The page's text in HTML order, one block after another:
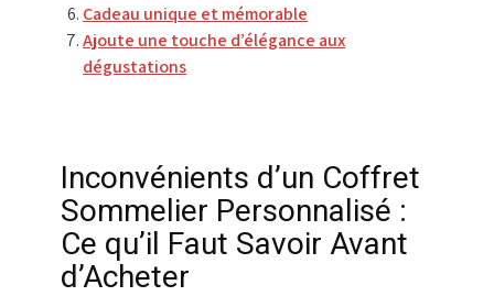
Cadeau unique et mémorable
Ajoute une touche d’élégance aux
dégustations
Inconvénients d’un Coffret
Sommelier Personnalisé :
Ce qu’il Faut Savoir Avant
d’Acheter